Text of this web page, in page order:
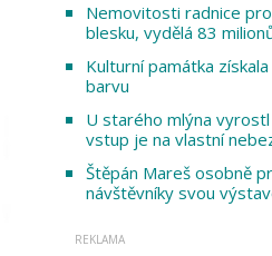
Nemovitosti radnice
blesku, vydělá 83
Kulturní památka
barvu
U starého mlýna
vstup je na vlastní
Štěpán Mareš osobně
návštěvníky svou